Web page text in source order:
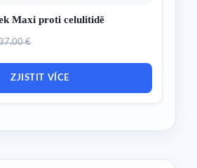
Maxi proti celulitidě
€
ZJISTIT VÍCE